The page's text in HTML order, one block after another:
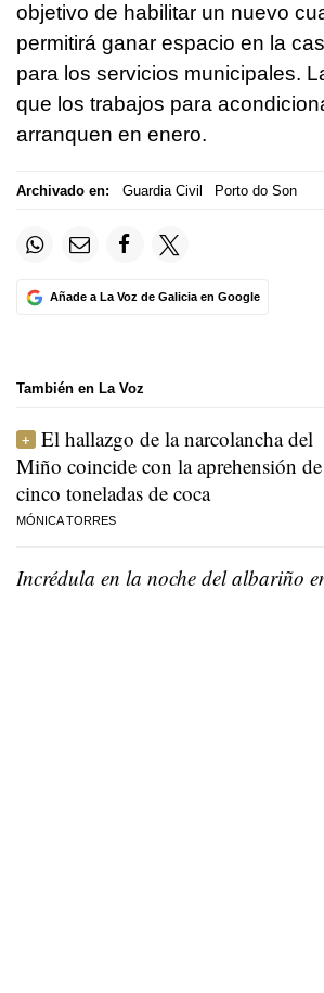
objetivo de habilitar un nuevo
permitirá ganar espacio en la
para los servicios municipales.
que los trabajos para
arranquen en enero.
Archivado en: Guardia Civil Porto do Son
Añade a La Voz de Galicia en Google
También en La Voz
El hallazgo de la narcolancha del
Miño coincide con la aprehensión de
cinco toneladas de coca
MÓNICA TORRES
Incrédula en la noche del albariño